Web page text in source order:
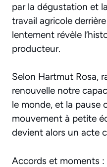
par la dégustation et
travail agricole
lentement révèle
producteur.
Selon Hartmut Rosa,
renouvelle notre
le monde, et la pause
mouvement à petite
devient alors un acte
Accords et moments :